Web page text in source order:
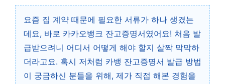
요즘 집 계약 때문에 필요한 서류가 하나 생겼는
데요, 바로 카카오뱅크 잔고증명서였어요! 처음 발
급받으려니 어디서 어떻게 해야 할지 살짝 막막하
더라고요. 혹시 저처럼 카뱅 잔고증명서 발급 방법
이 궁금하신 분들을 위해, 제가 직접 해본 경험을